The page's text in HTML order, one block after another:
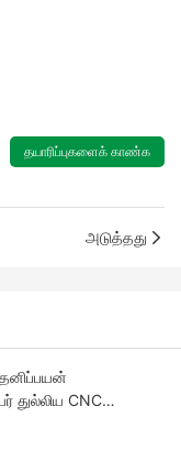
தயாரிப்புகளைக் காண்க
அடுத்தது
துல்லிய CNC